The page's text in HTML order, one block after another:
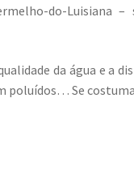
do-Luisiana
da água e a
Se